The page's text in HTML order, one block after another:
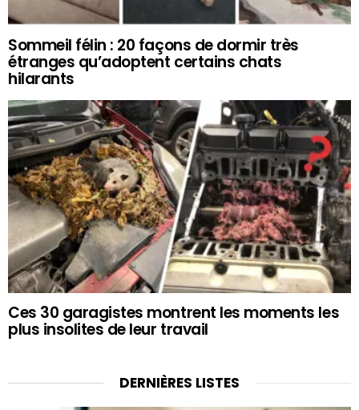
Sommeil félin : 20 façons de dormir très
étranges qu’adoptent certains chats
hilarants
Ces 30 garagistes montrent les moments les
plus insolites de leur travail
DERNIÈRES LISTES